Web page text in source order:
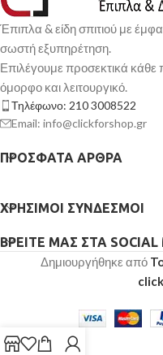
Έπιπλα & είδη σπιτιού με
σωστή εξυπηρέτηση.
Επιλέγουμε προσεκτικά κάθε
όμορφο και λειτουργικό.
Τηλέφωνο: 210 3008522
Email: info@clickforshop.gr
ΠΡΌΣΦΑΤΑ ΆΡΘΡΑ
ΧΡΉΣΙΜΟΙ ΣΎΝΔΕΣΜΟΙ
ΒΡΕΊΤΕ ΜΑΣ ΣΤΑ SOCIAL
Δημιουργήθηκε από